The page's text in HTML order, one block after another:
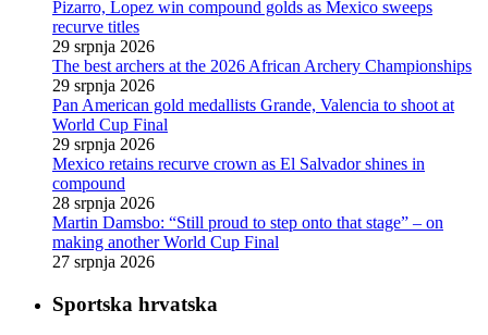
Pizarro, Lopez win compound golds as Mexico sweeps
recurve titles
29 srpnja 2026
The best archers at the 2026 African Archery Championships
29 srpnja 2026
Pan American gold medallists Grande, Valencia to shoot at
World Cup Final
29 srpnja 2026
Mexico retains recurve crown as El Salvador shines in
compound
28 srpnja 2026
Martin Damsbo: “Still proud to step onto that stage” – on
making another World Cup Final
27 srpnja 2026
Sportska hrvatska